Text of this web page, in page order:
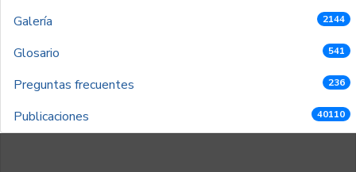
Galería 2144
Glosario 541
Preguntas frecuentes 236
Publicaciones 40110